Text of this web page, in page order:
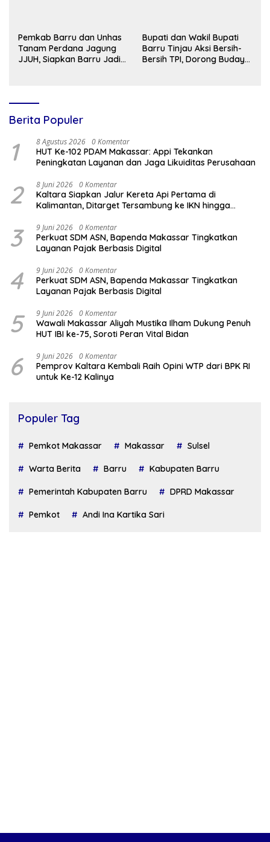
Pemkab Barru dan Unhas
Tanam Perdana Jagung
JJUH, Siapkan Barru Jadi
Bupati dan Wakil Bupati
Barru Tinjau Aksi Bersih-
Bersih TPI, Dorong Budaya
Berita Populer
1 8 Agustus 2026 0 Komentar
HUT Ke-102 PDAM Makassar: Appi Tekankan
Peningkatan Layanan dan Jaga Likuiditas Perusahaan
2 8 Juni 2026 0 Komentar
Kaltara Siapkan Jalur Kereta Api Pertama di
Kalimantan, Ditarget Tersambung ke IKN hingga
3 9 Juni 2026 0 Komentar
Perkuat SDM ASN, Bapenda Makassar Tingkatkan
Layanan Pajak Berbasis Digital
4 9 Juni 2026 0 Komentar
Perkuat SDM ASN, Bapenda Makassar Tingkatkan
Layanan Pajak Berbasis Digital
5 9 Juni 2026 0 Komentar
Wawali Makassar Aliyah Mustika Ilham Dukung Penuh
HUT IBI ke-75, Soroti Peran Vital Bidan
6 9 Juni 2026 0 Komentar
Pemprov Kaltara Kembali Raih Opini WTP dari BPK RI
untuk Ke-12 Kalinya
Populer Tag
Pemkot Makassar Makassar Sulsel
Warta Berita Barru Kabupaten Barru
Pemerintah Kabupaten Barru DPRD Makassar
Pemkot Andi Ina Kartika Sari